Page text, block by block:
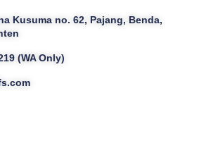
Kusuma no. 62, Pajang, Benda,
(WA Only)